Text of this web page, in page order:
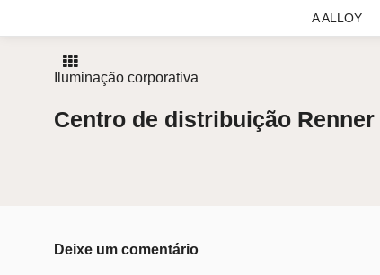
A ALLOY
Iluminação corporativa
Centro de distribuição Renner
Deixe um comentário